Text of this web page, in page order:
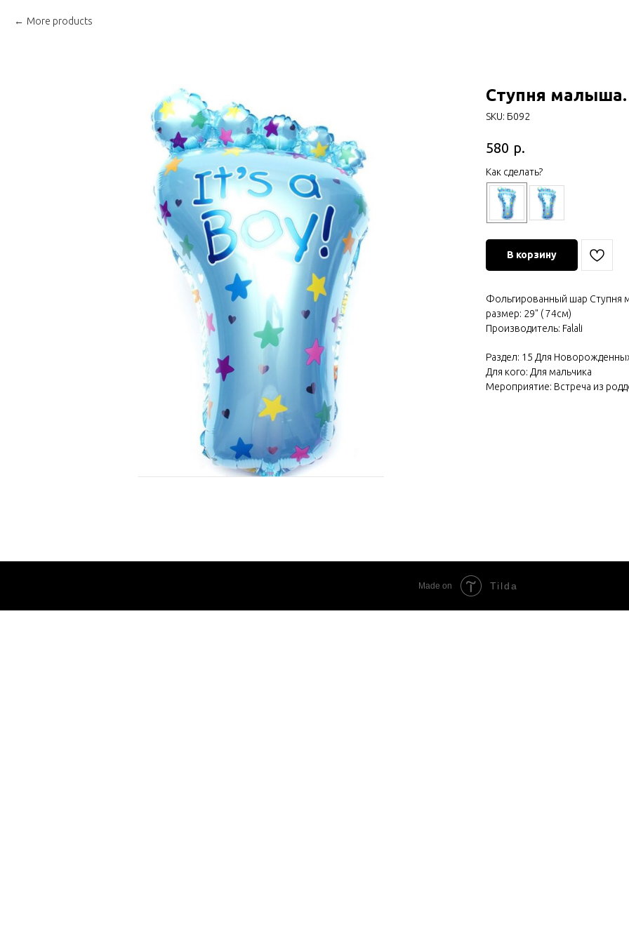
More products
Ступня малыша.
SKU: Б092
580 р.
Как сделать?
В корзину
Фольгированный шар Ступня
размер: 29" ( 74см)
Производитель: Falali
Раздел: 15 Для
Для кого: Для мальчика
Мероприятие: Встреча из
Made on Tilda